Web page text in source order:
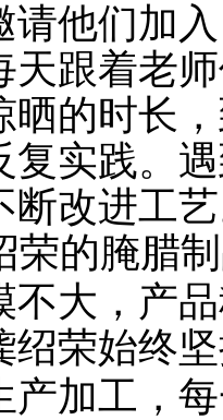
请他们加
天跟着老
晒的时长
复实践。
断改进工
荣的腌腊
不大，产
绍荣始终
产加工，